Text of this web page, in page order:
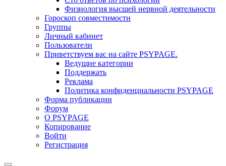
Физиология высшей нервной деятельности
Гороскоп совместимости
Группы
Личный кабинет
Пользователи
Приветствуем вас на сайте PSYPAGE.
Ведущие категории
Поддержать
Реклама
Политика конфиденциальности PSYPAGE
Форма публикации
Форум
О PSYPAGE
Копирование
Войти
Регистрация